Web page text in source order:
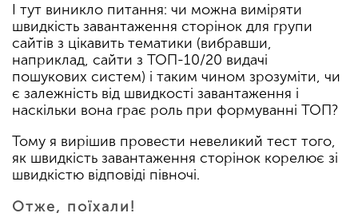
І тут виникло питання: чи можна виміряти
швидкість завантаження сторінок для групи
сайтів з цікавить тематики (вибравши,
наприклад, сайти з ТОП-10/20 видачі
пошукових систем) і таким чином зрозуміти, чи
є залежність від швидкості завантаження і
наскільки вона грає роль при формуванні ТОП?
Тому я вирішив провести невеликий тест того,
як швидкість завантаження сторінок корелює зі
швидкістю відповіді півночі.
Отже, поїхали!